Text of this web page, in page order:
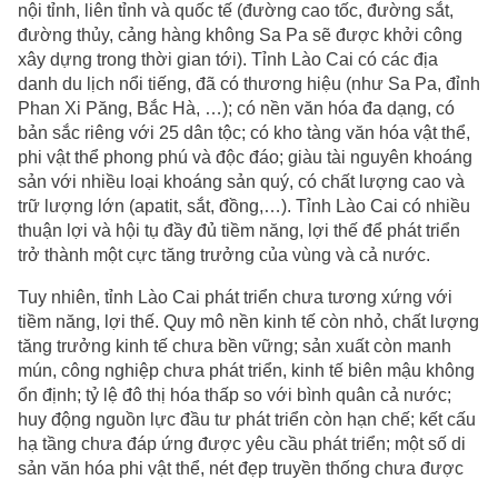
nội tỉnh, liên tỉnh và quốc tế (đường cao tốc, đường sắt,
đường thủy, cảng hàng không Sa Pa sẽ được khởi công
xây dựng trong thời gian tới). Tỉnh Lào Cai có các địa
danh du lịch nổi tiếng, đã có thương hiệu (như Sa Pa, đỉnh
Phan Xi Păng, Bắc Hà, …); có nền văn hóa đa dạng, có
bản sắc riêng với 25 dân tộc; có kho tàng văn hóa vật thể,
phi vật thể phong phú và độc đáo; giàu tài nguyên khoáng
sản với nhiều loại khoáng sản quý, có chất lượng cao và
trữ lượng lớn (apatit, sắt, đồng,…). Tỉnh Lào Cai có nhiều
thuận lợi và hội tụ đầy đủ tiềm năng, lợi thế để phát triển
trở thành một cực tăng trưởng của vùng và cả nước.
Tuy nhiên, tỉnh Lào Cai phát triển chưa tương xứng với
tiềm năng, lợi thế. Quy mô nền kinh tế còn nhỏ, chất lượng
tăng trưởng kinh tế chưa bền vững; sản xuất còn manh
mún, công nghiệp chưa phát triển, kinh tế biên mậu không
ổn định; tỷ lệ đô thị hóa thấp so với bình quân cả nước;
huy động nguồn lực đầu tư phát triển còn hạn chế; kết cấu
hạ tầng chưa đáp ứng được yêu cầu phát triển; một số di
sản văn hóa phi vật thể, nét đẹp truyền thống chưa được